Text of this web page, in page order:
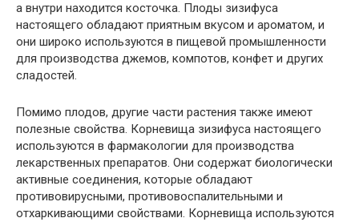
а внутри находится косточка. Плоды зизифуса
настоящего обладают приятным вкусом и ароматом, и
они широко используются в пищевой промышленности
для производства джемов, компотов, конфет и других
сладостей.
Помимо плодов, другие части растения также имеют
полезные свойства. Корневища зизифуса настоящего
используются в фармакологии для производства
лекарственных препаратов. Они содержат биологически
активные соединения, которые обладают
противовирусными, противовоспалительными и
отхаркивающими свойствами. Корневища используются